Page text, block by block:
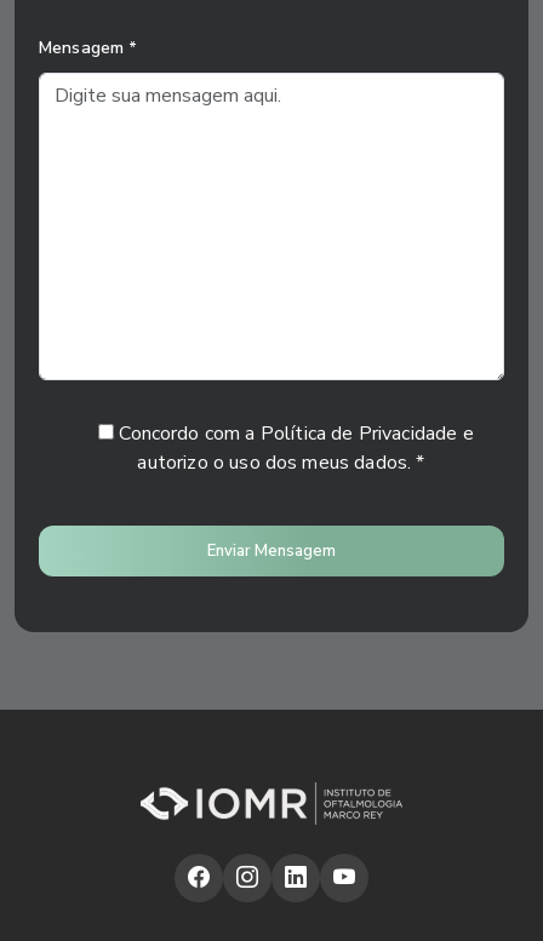
Mensagem *
Concordo com a Política de Privacidade e
autorizo o uso dos meus dados. *